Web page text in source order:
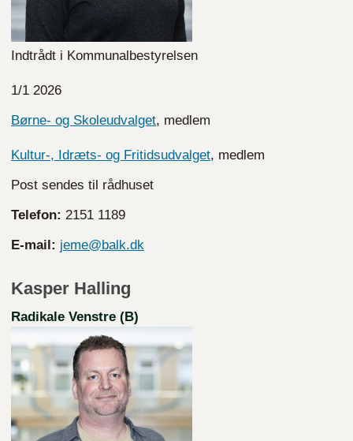
Indtrådt i Kommunalbestyrelsen
1/1 2026
Børne- og Skoleudvalget, medlem
Kultur-, Idræts- og Fritidsudvalget, medlem
Post sendes til rådhuset
Telefon: 2151 1189
E-mail: jeme@balk.dk
Kasper Halling
Radikale Venstre (B)